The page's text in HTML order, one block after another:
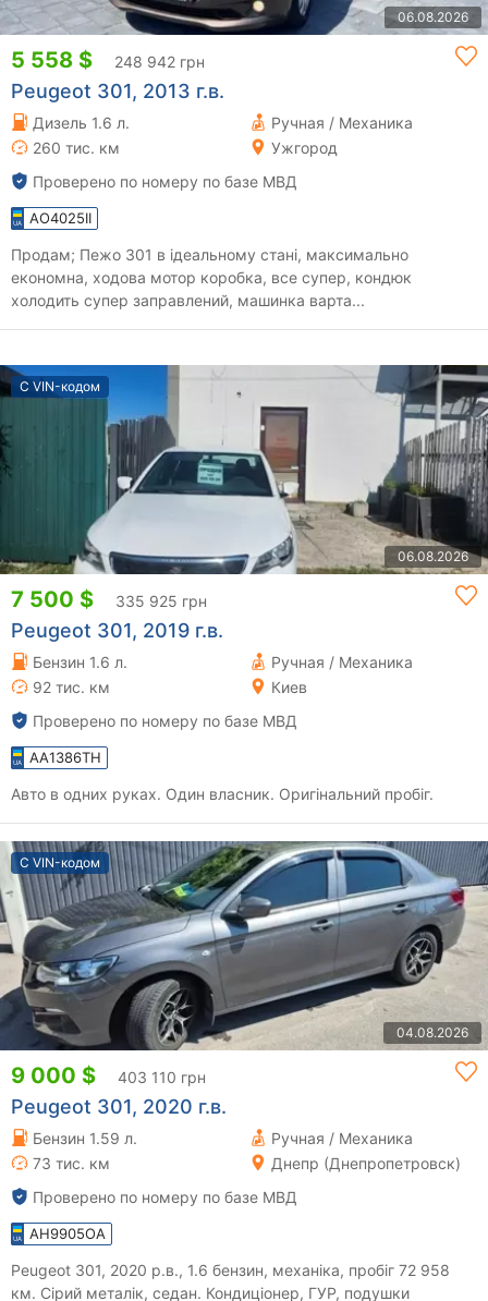
06.08.2026
5 558 $ 248 942 грн
Peugeot 301, 2013 г.в.
Дизель 1.6 л.
Ручная / Механика
260 тис. км
Ужгород
Проверено по номеру по базе МВД
AO4025II
Продам; Пежо 301 в ідеальному стані, максимально
економна, ходова мотор коробка, все супер, кондюк
холодить супер заправлений, машинка варта...
С VIN-кодом
06.08.2026
7 500 $ 335 925 грн
Peugeot 301, 2019 г.в.
Бензин 1.6 л.
Ручная / Механика
92 тис. км
Киев
Проверено по номеру по базе МВД
AA1386TH
Авто в одних руках. Один власник. Оригінальний пробіг.
С VIN-кодом
04.08.2026
9 000 $ 403 110 грн
Peugeot 301, 2020 г.в.
Бензин 1.59 л.
Ручная / Механика
73 тис. км
Днепр (Днепропетровск)
Проверено по номеру по базе МВД
AH9905OA
Peugeot 301, 2020 р.в., 1.6 бензин, механіка, пробіг 72 958
км. Сірий металік, седан. Кондиціонер, ГУР, подушки